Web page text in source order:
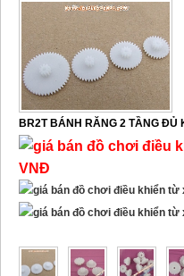
BR2T BÁNH RĂNG 2 TẦNG ĐỦ
VNĐ